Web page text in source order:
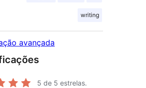
writing
avançada
5 de 5 estrelas.